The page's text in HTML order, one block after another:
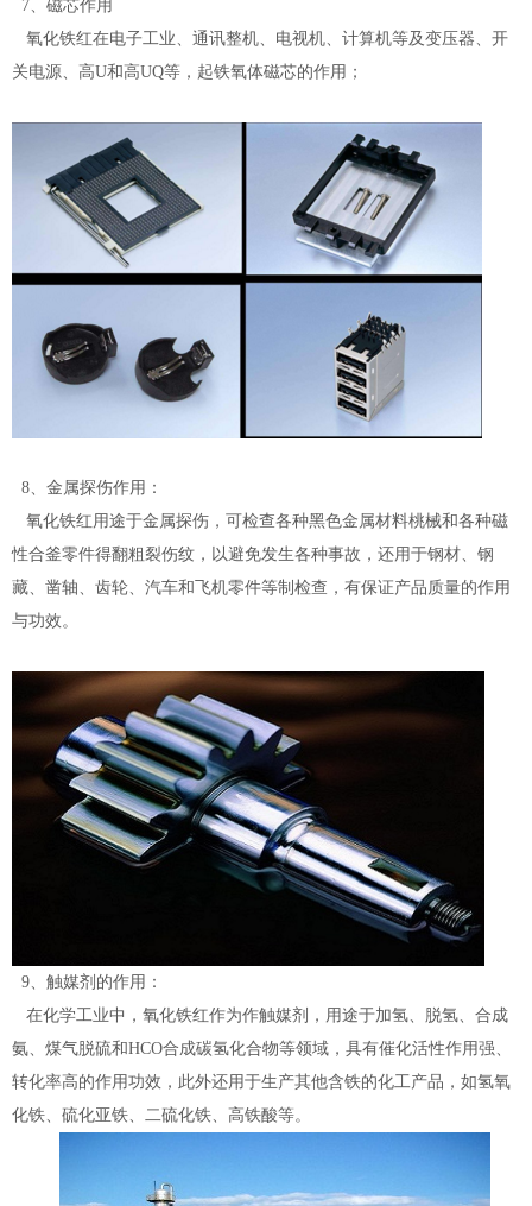
7、磁芯作用
氧化铁红在电子工业、通讯整机、电视机、计算机等及变压器、开
关电源、高U和高UQ等，起铁氧体磁芯的作用；
8、金属探伤作用：
氧化铁红用途于金属探伤，可检查各种黑色金属材料桃械和各种磁
性合釜零件得翻粗裂伤纹，以避免发生各种事故，还用于钢材、钢
藏、凿轴、齿轮、汽车和飞机零件等制检查，有保证产品质量的作用
与功效。
9、触媒剂的作用：
在化学工业中，氧化铁红作为作触媒剂，用途于加氢、脱氢、合成
氨、煤气脱硫和HCO合成碳氢化合物等领域，具有催化活性作用强、
转化率高的作用功效，此外还用于生产其他含铁的化工产品，如氢氧
化铁、硫化亚铁、二硫化铁、高铁酸等。